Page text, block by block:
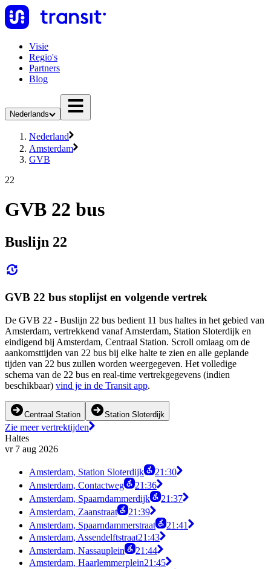
Visie
Regio's
Partners
Blog
Nederlands
Nederland
Amsterdam
GVB
22
GVB 22 bus
Buslijn 22
GVB 22 bus stoplijst en volgende vertrek
De GVB 22 - Buslijn 22 bus bedient 11 bus haltes in het gebied van
Amsterdam, vertrekkend vanaf Amsterdam, Station Sloterdijk en
eindigend bij Amsterdam, Centraal Station. Scroll omlaag om de
aankomsttijden van 22 bus bij elke halte te zien en alle geplande
tijden van 22 bus zullen worden weergegeven. Het volledige
schema van de 22 bus en real-time vertrekgegevens (indien
beschikbaar) vind je in de Transit app.
Centraal Station Station Sloterdijk
Zie meer vertrektijden
Haltes
vr 7 aug 2026
Amsterdam, Station Sloterdijk
21:30
Amsterdam, Contactweg
21:36
Amsterdam, Spaarndammerdijk
21:37
Amsterdam, Zaanstraat
21:39
Amsterdam, Spaarndammerstraat
21:41
Amsterdam, Assendelftstraat21:43
Amsterdam, Nassauplein
21:44
Amsterdam, Haarlemmerplein21:45